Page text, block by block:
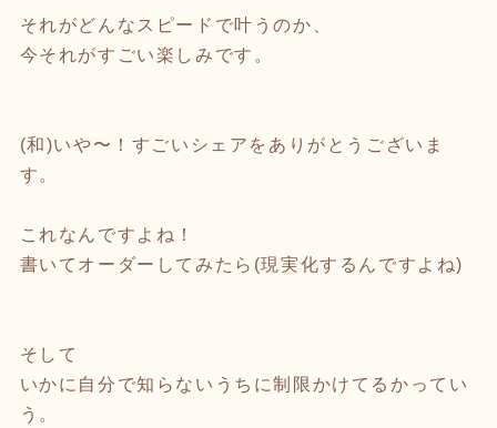
それがどんなスピードで叶うのか、
今それがすごい楽しみです。
(和)いや〜！すごいシェアをありがとうございま
す。
これなんですよね！
書いてオーダーしてみたら(現実化するんですよね)
そして
いかに自分で知らないうちに制限かけてるかってい
う。